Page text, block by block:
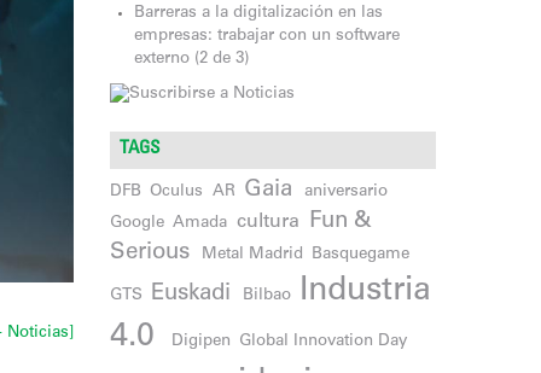
Noticias]
Barreras a la digitalización en las
empresas: trabajar con un software
externo (2 de 3)
TAGS
DFB Oculus AR Gaia
aniversario
Google Amada cultura
Fun &
Serious
Metal Madrid Basquegame
GTS Euskadi Bilbao
Industria
4.0
Digipen Global Innovation Day